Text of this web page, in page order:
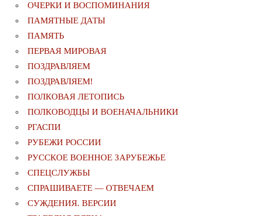
ОЧЕРКИ И ВОСПОМИНАНИЯ
ПАМЯТНЫЕ ДАТЫ
ПАМЯТЬ
ПЕРВАЯ МИРОВАЯ
ПОЗДРАВЛЯЕМ
ПОЗДРАВЛЯЕМ!
ПОЛКОВАЯ ЛЕТОПИСЬ
ПОЛКОВОДЦЫ И ВОЕНАЧАЛЬНИКИ
РГАСПИ
РУБЕЖИ РОССИИ
РУССКОЕ ВОЕННОЕ ЗАРУБЕЖЬЕ
СПЕЦСЛУЖБЫ
СПРАШИВАЕТЕ — ОТВЕЧАЕМ
СУЖДЕНИЯ. ВЕРСИИ